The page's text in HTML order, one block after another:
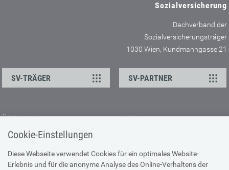
Cookie-Einstellungen
Diese Webseite verwendet Cookies für ein optimales Website-
Erlebnis und für die anonyme Analyse des Online-Verhaltens der
Sozialversicherung
Dachverband der
Sozialversicherungsträger
1030 Wien, Kundmanngasse 21
SV-TRÄGER SV-PARTNER
ÜBER UNS
Kontakt
Offene Stellen
Presse
HILFE
Browser-Info & Sicherheit
Hilfe zur Suche